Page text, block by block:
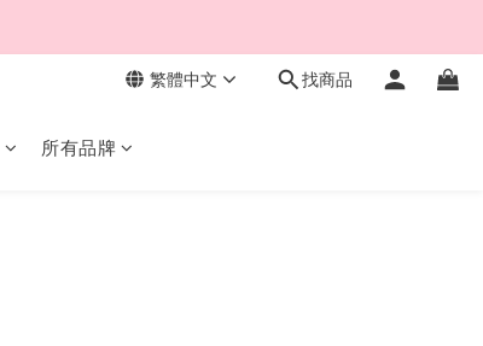
繁體中文 找商品
所有品牌